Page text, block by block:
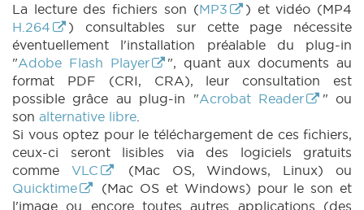
La lecture des fichiers son (MP3
) et vidéo (MP4
H.264
) consultables sur cette page nécessite
éventuellement l'installation préalable du plug-in
"Adobe Flash Player
", quant aux documents au
format PDF (CRI, CRA), leur consultation est
possible grâce au plug-in "Acrobat Reader
" ou
son alternative libre.
Si vous optez pour le téléchargement de ces fichiers,
ceux-ci seront lisibles via des logiciels gratuits
comme VLC
(Mac OS, Windows, Linux) ou
Quicktime
(Mac OS et Windows) pour le son et
l'image ou encore toutes autres applications (des